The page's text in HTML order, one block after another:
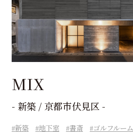
MIX
- 新築 / 京都市伏見区 -
新築 地下室 書斎 ゴルフルーム